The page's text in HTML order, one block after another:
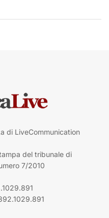
di LiveCommunication
del tribunale di
7/2010